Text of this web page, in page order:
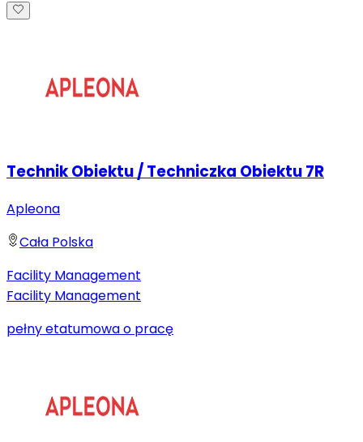
Technik Obiektu / Techniczka Obiektu 7R
Apleona
Cała Polska
Facility Management
Facility Management
pełny etatumowa o pracę